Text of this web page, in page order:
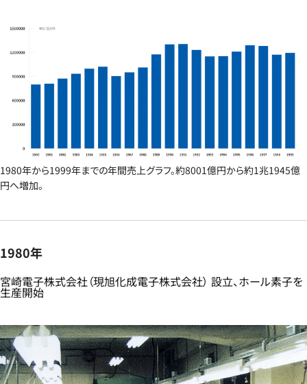
1980年から1999年までの年間売上グラフ。約8001億円から約1兆1945億
円へ増加。
1980年
宮崎電子株式会社（現旭化成電子株式会社） 設立、ホール素子を
生産開始​